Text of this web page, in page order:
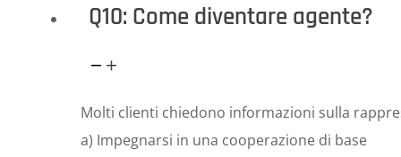
Q10: Come diventare agente?
Molti clienti chiedono informazioni sulla
a) Impegnarsi in una cooperazione di base